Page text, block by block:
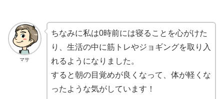
マサ
ちなみに私は0時前には寝ることを心がけた
り、生活の中に筋トレやジョギングを取り入
れるようになりました。
すると朝の目覚めが良くなって、体が軽くな
ったような気がしています！